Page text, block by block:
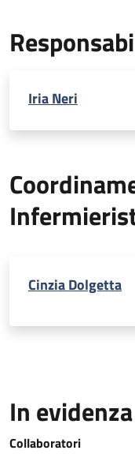
Iria Neri
Cinzia Dolgetta
In evidenza
Collaboratori